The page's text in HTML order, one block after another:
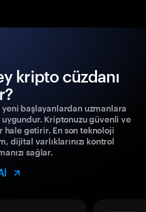
kripto cüzdanı
başlayanlardan uzmanlara
Kriptonuzu güvenli ve
hale getirir. En son teknoloji
dijital varlıklarınızı kontrol
sağlar.